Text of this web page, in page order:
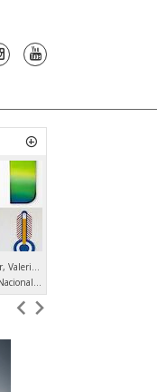
Gabriela Boer, Valeria Calvo, Verónica Di Toro, María Elisa Luna
CNB | Casa Nacional del Bicentenario